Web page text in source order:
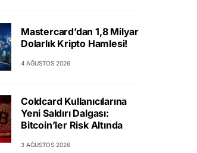
Mastercard’dan 1,8 Milyar
Dolarlık Kripto Hamlesi!
4 AĞUSTOS 2026
Coldcard Kullanıcılarına
Yeni Saldırı Dalgası:
Bitcoin’ler Risk Altında
3 AĞUSTOS 2026